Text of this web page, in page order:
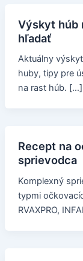
Výskyt húb
hľadať
Aktuálny
huby, tipy pre
na rast húb. […]
Recept na
sprievodca
Komplexný
typmi
RVAXPRO,